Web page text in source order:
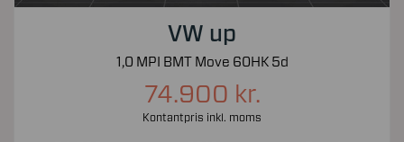
VW up
1,0 MPI BMT Move 60HK 5d
74.900 kr.
Kontantpris inkl. moms